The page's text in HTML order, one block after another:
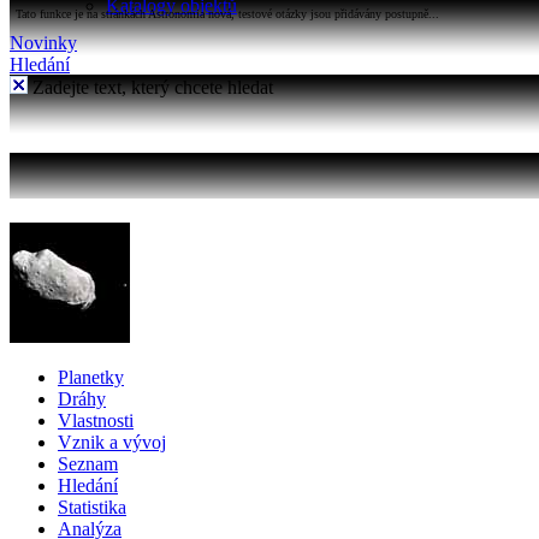
Katalogy objektů
Tato funkce je na stránkách Astronomia nová, testové otázky jsou přidávány postupně...
Novinky
Hledání
Zadejte text, který chcete hledat
Planetky
Dráhy
Vlastnosti
Vznik a vývoj
Seznam
Hledání
Statistika
Analýza